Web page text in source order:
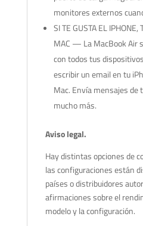
monitores externos
SI TE GUSTA EL IPHONE,
MAC — La MacBook Air
con todos tus
escribir un email en tu
Mac. Envía mensajes de
mucho más.
Aviso legal.
Hay distintas opciones de
las configuraciones están
países o distribuidores
afirmaciones sobre el
modelo y la configuración.